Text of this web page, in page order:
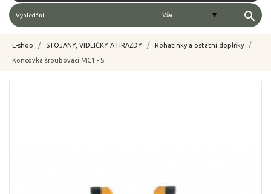
search
E-shop STOJANY, VIDLIČKY A HRAZDY Rohatinky a ostatní doplňky
Koncovka šroubovací MC1 - S